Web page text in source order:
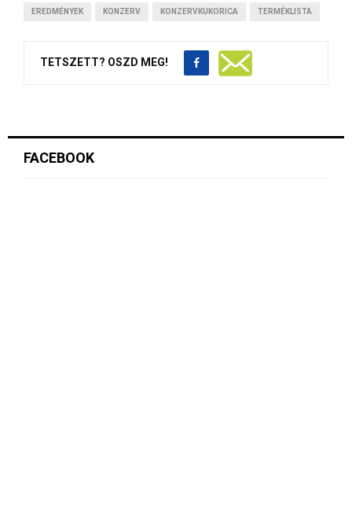
EREDMÉNYEK KONZERV KONZERVKUKORICA TERMÉKLISTA
TETSZETT? OSZD MEG!
FACEBOOK